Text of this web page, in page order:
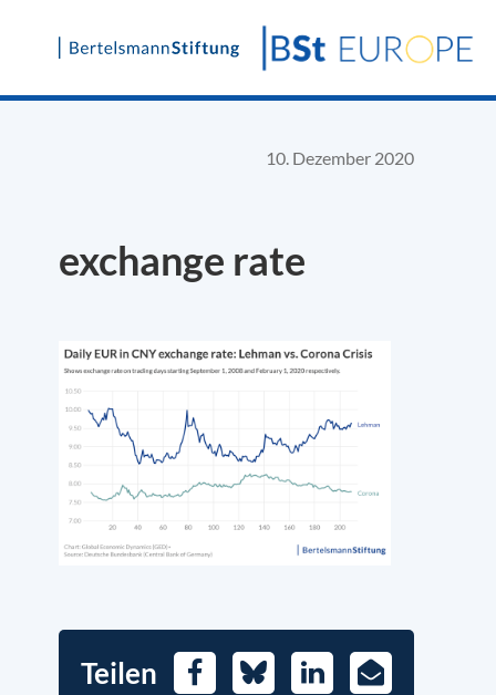
Skip
10. Dezember 2020
exchange rate
Teilen FacebookBlueskyLinkedIn
E-
Mail